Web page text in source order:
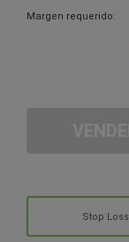
Margen requerido:
Stop Loss